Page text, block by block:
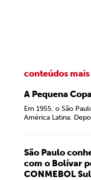
conteúdos
A Pequena
Em 1955, o São
América Latina.
São Paulo
com o Bolívar
CONMEBOL